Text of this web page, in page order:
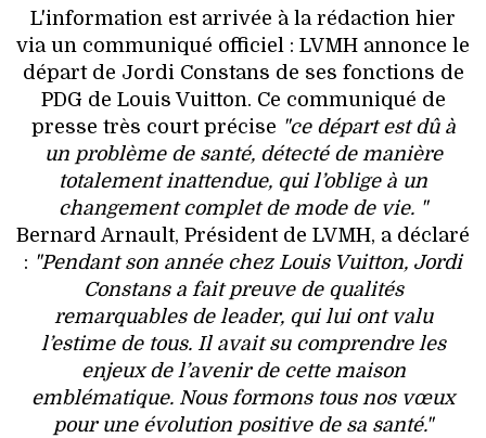
BEAUTÉ
MODE DE RUE
JEUNES CRÉATEURS
HISTOIRE DES MARQUES
DÉCO
VOYAGES & LOISIRS
L'information est arrivée à la rédaction hier
via un communiqué officiel : LVMH annonce le
départ de Jordi Constans de ses fonctions de
PDG de Louis Vuitton. Ce communiqué de
presse très court précise "ce départ est dû à
un problème de santé, détecté de manière
totalement inattendue, qui l’oblige à un
changement complet de mode de vie. "
Bernard Arnault, Président de LVMH, a déclaré
: "Pendant son année chez Louis Vuitton, Jordi
Constans a fait preuve de qualités
remarquables de leader, qui lui ont valu
l’estime de tous. Il avait su comprendre les
enjeux de l’avenir de cette maison
emblématique. Nous formons tous nos vœux
pour une évolution positive de sa santé."